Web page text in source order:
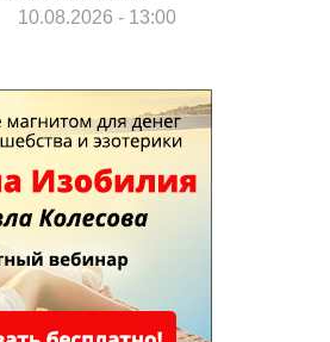
10.08.2026 - 13:00